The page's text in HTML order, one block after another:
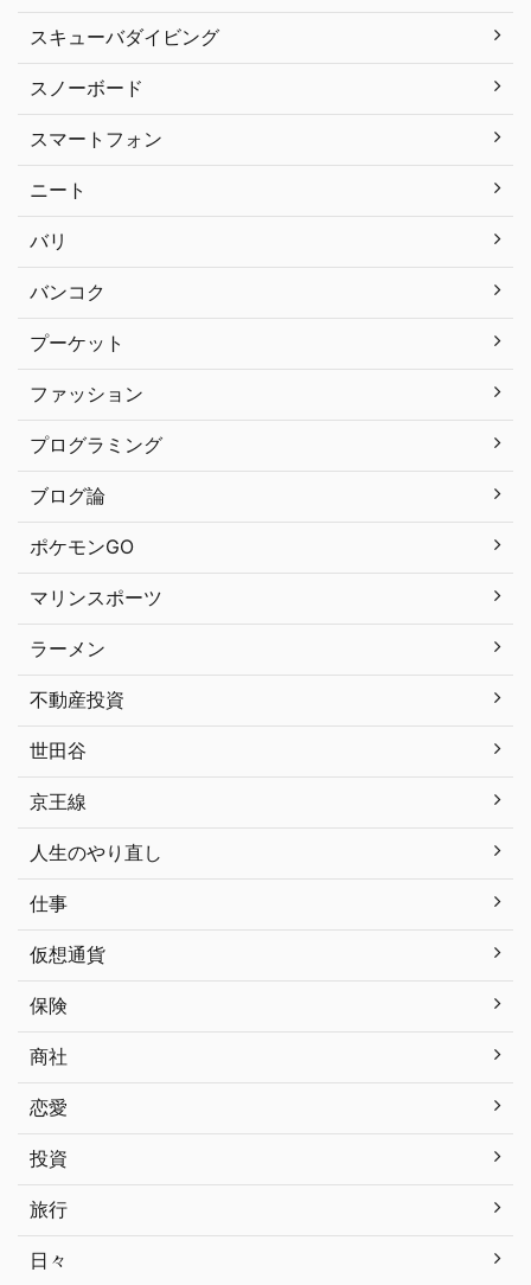
スキューバダイビング
スノーボード
スマートフォン
ニート
バリ
バンコク
プーケット
ファッション
プログラミング
ブログ論
ポケモンGO
マリンスポーツ
ラーメン
不動産投資
世田谷
京王線
人生のやり直し
仕事
仮想通貨
保険
商社
恋愛
投資
旅行
日々